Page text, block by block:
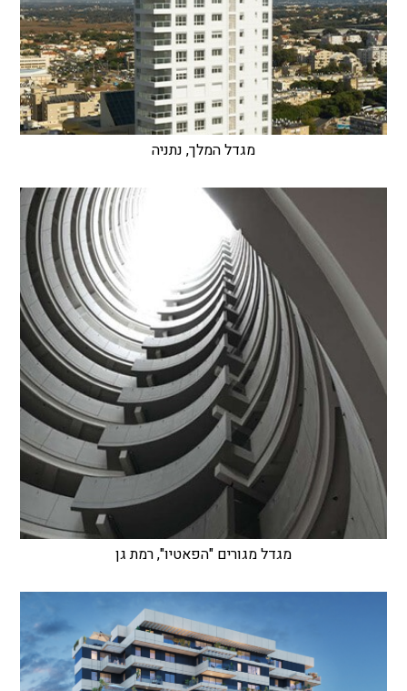
מגדל המלך, נתניה
מגדל מגורים "הפאטיו", רמת גן